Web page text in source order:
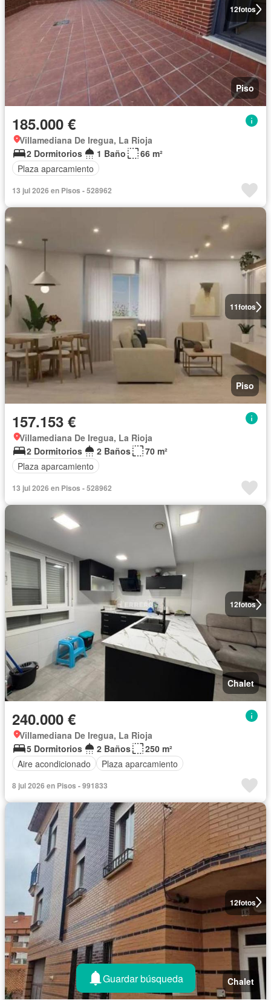
12fotos
Piso
185.000 €
Villamediana De Iregua, La Rioja
2 Dormitorios
1 Baño
66 m²
Plaza aparcamiento
13 jul 2026 en Pisos - 528962
11fotos
Piso
157.153 €
Villamediana De Iregua, La Rioja
2 Dormitorios
2 Baños
70 m²
Plaza aparcamiento
13 jul 2026 en Pisos - 528962
12fotos
Chalet
240.000 €
Villamediana De Iregua, La Rioja
5 Dormitorios
2 Baños
250 m²
Aire acondicionado
Plaza aparcamiento
8 jul 2026 en Pisos - 991833
12fotos
Chalet
Guardar búsqueda